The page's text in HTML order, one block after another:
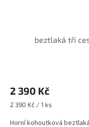
beztlaká tři
2 390 Kč
Měrná
2 390 Kč / 1 ks
Horní kohoutková